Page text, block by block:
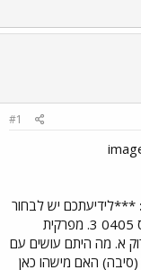
#1
***לידיעתכם יש לבחור
פריט אחד מכל סוג*** 1. נידרופלוא 2. מרצדס 0405 3. מפרקית
אדום 4. מפרקית 0405 צבע ירוק א. מה היתם עושים עם
האם מישהו כאן